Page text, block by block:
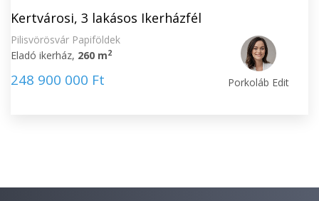
Kertvárosi, 3 lakásos Ikerházfél
Pilisvörösvár Papiföldek
Eladó ikerház, 260 m2
248 900 000 Ft Porkoláb Edit